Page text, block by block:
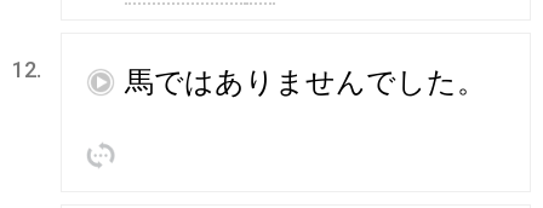
12. 再 馬ではありませんでした 。
訳